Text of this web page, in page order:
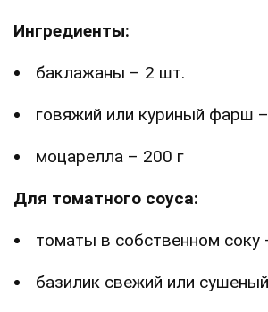
Ингредиенты:
баклажаны – 2 шт.
говяжий или куриный фарш
моцарелла – 200 г
Для томатного соуса:
томаты в собственном соку
базилик свежий или